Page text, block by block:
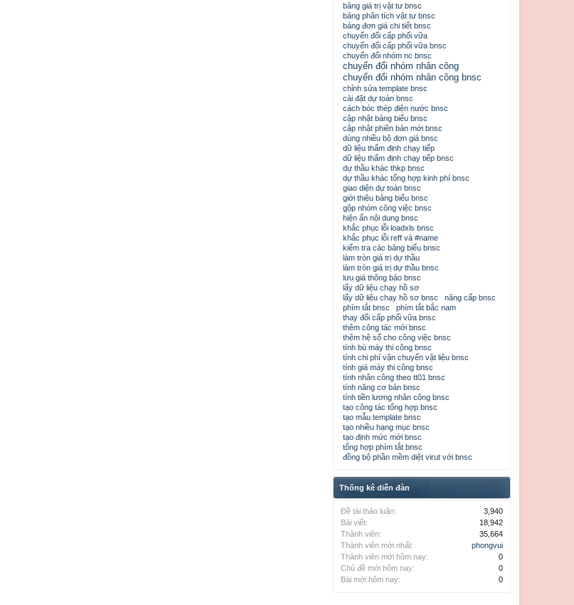
bảng giá trị vật tư bnsc
bảng phân tích vật tư bnsc
bảng đơn giá chi tiết bnsc
chuyển đổi cấp phối vữa
chuyển đổi cấp phối vữa bnsc
chuyển đổi nhóm nc bnsc
chuyển đổi nhóm nhân công
chuyển đổi nhóm nhân công bnsc
chỉnh sửa template bnsc
cài đặt dự toán bnsc
cách bóc thép điện nước bnsc
cập nhật bảng biểu bnsc
cập nhật phiên bản mới bnsc
dùng nhiều bộ đơn giá bnsc
dữ liệu thẩm định chạy tiếp
dữ liệu thẩm định chạy tiếp bnsc
dự thầu khác thkp bnsc
dự thầu khác tổng hợp kinh phí bnsc
giao diện dự toán bnsc
giới thiệu bảng biểu bnsc
gộp nhóm công việc bnsc
hiện ẩn nội dung bnsc
khắc phục lỗi loadxls bnsc
khắc phục lỗi reff và #name
kiểm tra các bảng biểu bnsc
làm tròn giá trị dự thầu
làm tròn giá trị dự thầu bnsc
lưu giá thông báo bnsc
lấy dữ liệu chạy hồ sơ
lấy dữ liệu chạy hồ sơ bnsc
nâng cấp bnsc
phím tắt bnsc
phím tắt bắc nam
thay đổi cấp phối vữa bnsc
thêm công tác mới bnsc
thêm hệ số cho công việc bnsc
tính bù máy thi công bnsc
tính chi phí vận chuyển vật liệu bnsc
tính giá máy thi công bnsc
tính nhân công theo tt01 bnsc
tính năng cơ bản bnsc
tính tiền lương nhân công bnsc
tạo công tác tổng hợp bnsc
tạo mẫu template bnsc
tạo nhiều hạng mục bnsc
tạo định mức mới bnsc
tổng hợp phím tắt bnsc
đồng bộ phần mềm diệt virut với bnsc
Thống kê diễn đàn
Đề tài thảo luận:
3,940
Bài viết:
18,942
Thành viên:
35,664
Thành viên mới nhất:
phongvui
Thành viên mới hôm nay:
0
Chủ đề mới hôm nay:
0
Bài mới hôm nay:
0